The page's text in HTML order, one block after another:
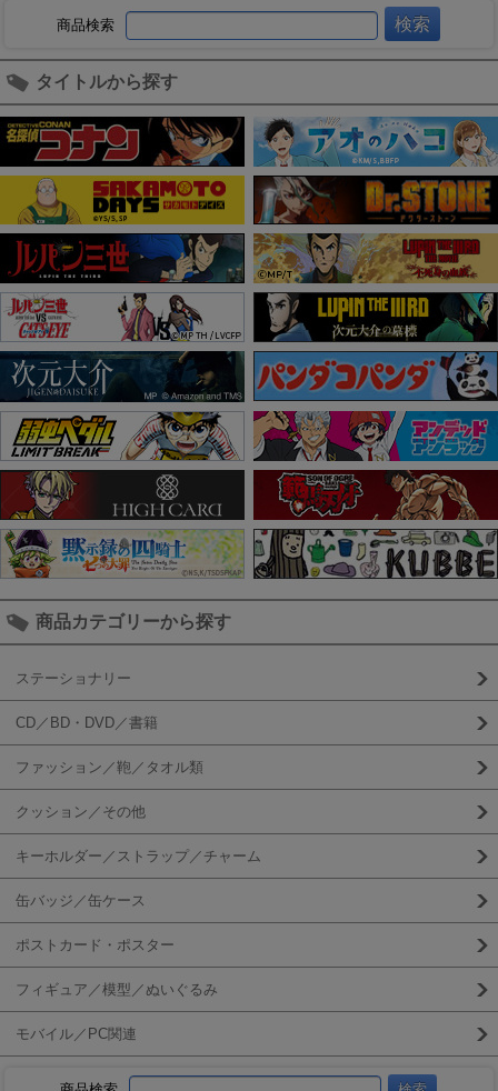
商品検索
タイトルから探す
商品カテゴリーから探す
ステーショナリー
CD／BD・DVD／書籍
ファッション／鞄／タオル類
クッション／その他
キーホルダー／ストラップ／チャーム
缶バッジ／缶ケース
ポストカード・ポスター
フィギュア／模型／ぬいぐるみ
モバイル／PC関連